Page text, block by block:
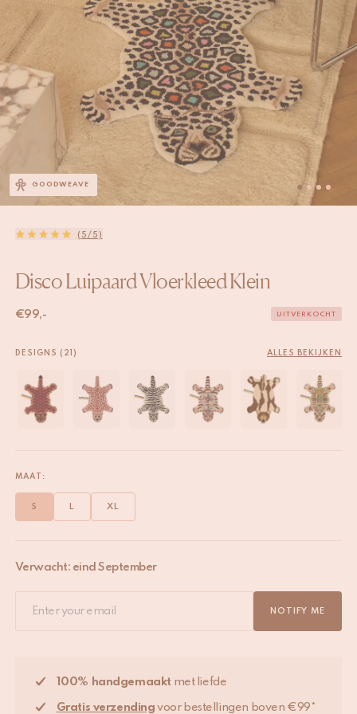
GOODWEAVE
(5/5)
Disco Luipaard Vloerkleed Klein
€99,- UITVERKOCHT
DESIGNS (21) ALLES BEKIJKEN
MAAT:
S XL
L
Verwacht: eind September
NOTIFY ME
100% handgemaakt met liefde
Gratis verzending voor bestellingen boven €99*